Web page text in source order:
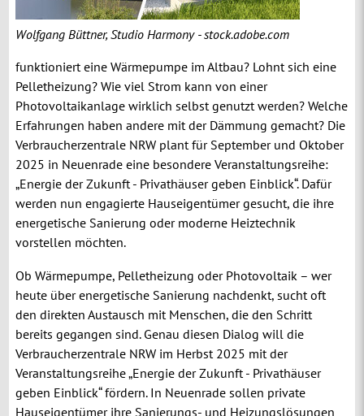
Wolfgang Büttner, Studio Harmony - stock.adobe.com
funktioniert eine Wärmepumpe im Altbau? Lohnt sich eine
Pelletheizung? Wie viel Strom kann von einer
Photovoltaikanlage wirklich selbst genutzt werden? Welche
Erfahrungen haben andere mit der Dämmung gemacht? Die
Verbraucherzentrale NRW plant für September und Oktober
2025 in Neuenrade eine besondere Veranstaltungsreihe:
„Energie der Zukunft - Privathäuser geben Einblick“. Dafür
werden nun engagierte Hauseigentümer gesucht, die ihre
energetische Sanierung oder moderne Heiztechnik
vorstellen möchten.
Ob Wärmepumpe, Pelletheizung oder Photovoltaik – wer
heute über energetische Sanierung nachdenkt, sucht oft
den direkten Austausch mit Menschen, die den Schritt
bereits gegangen sind. Genau diesen Dialog will die
Verbraucherzentrale NRW im Herbst 2025 mit der
Veranstaltungsreihe „Energie der Zukunft - Privathäuser
geben Einblick“ fördern. In Neuenrade sollen private
Hauseigentümer ihre Sanierungs- und Heizungslösungen